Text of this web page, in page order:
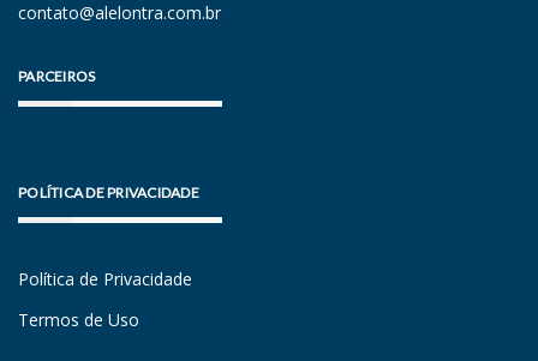
contato@alelontra.com.br
PARCEIROS
POLÍTICA DE PRIVACIDADE
Política de Privacidade
Termos de Uso